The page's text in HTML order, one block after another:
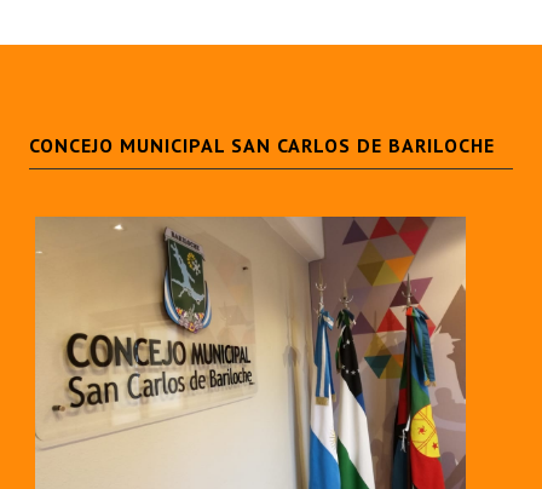
CONCEJO MUNICIPAL SAN CARLOS DE BARILOCHE